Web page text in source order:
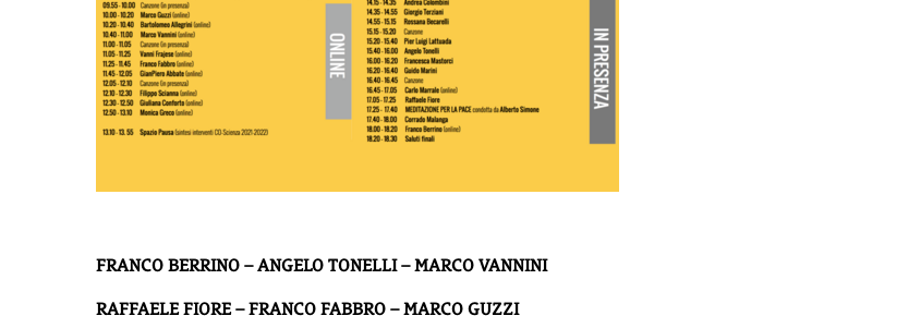
FRANCO BERRINO – ANGELO TONELLI – MARCO VANNINI
RAFFAELE FIORE – FRANCO FABBRO – MARCO GUZZI